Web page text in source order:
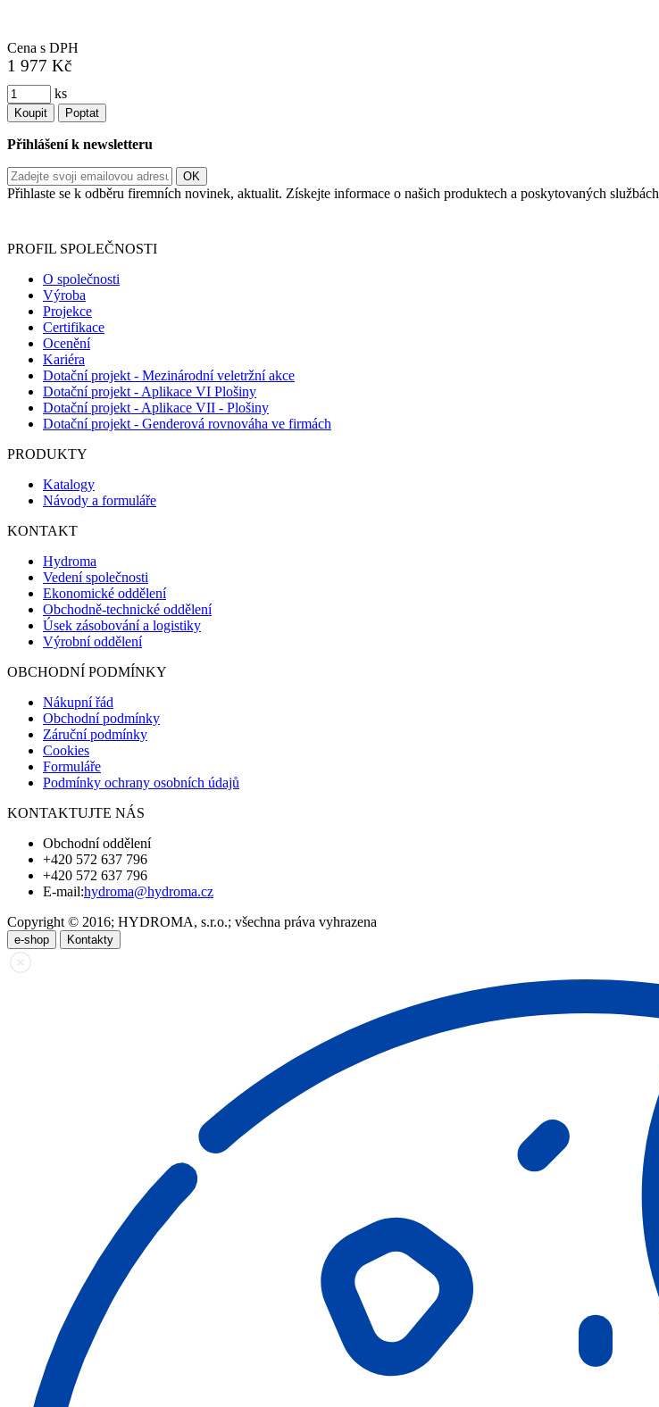
Cena s DPH
1 977 Kč
ks
Koupit Poptat
Přihlášení k newsletteru
Přihlaste se k odběru firemních novinek, aktualit. Získejte informace o našich produktech a poskytovaných službách
PROFIL SPOLEČNOSTI
O společnosti
Výroba
Projekce
Certifikace
Ocenění
Kariéra
Dotační projekt - Mezinárodní veletržní akce
Dotační projekt - Aplikace VI Plošiny
Dotační projekt - Aplikace VII - Plošiny
Dotační projekt - Genderová rovnováha ve firmách
PRODUKTY
Katalogy
Návody a formuláře
KONTAKT
Hydroma
Vedení společnosti
Ekonomické oddělení
Obchodně-technické oddělení
Úsek zásobování a logistiky
Výrobní oddělení
OBCHODNÍ PODMÍNKY
Nákupní řád
Obchodní podmínky
Záruční podmínky
Cookies
Formuláře
Podmínky ochrany osobních údajů
KONTAKTUJTE NÁS
Obchodní oddělení
+420 572 637 796
+420 572 637 796
E-mail:hydroma@hydroma.cz
Copyright © 2016; HYDROMA, s.r.o.; všechna práva vyhrazena
e-shop Kontakty